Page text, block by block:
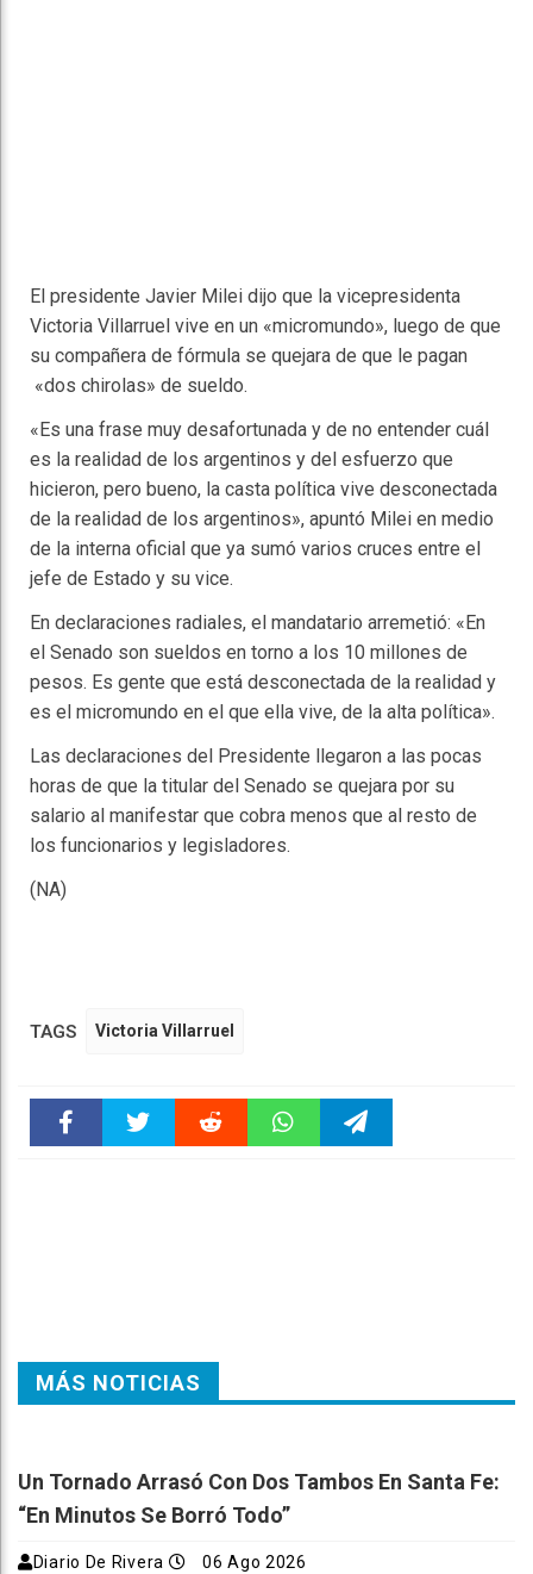
El presidente Javier Milei dijo que la vicepresidenta
Victoria Villarruel vive en un «micromundo», luego de que
su compañera de fórmula se quejara de que le pagan
«dos chirolas» de sueldo.
«Es una frase muy desafortunada y de no entender cuál
es la realidad de los argentinos y del esfuerzo que
hicieron, pero bueno, la casta política vive desconectada
de la realidad de los argentinos», apuntó Milei en medio
de la interna oficial que ya sumó varios cruces entre el
jefe de Estado y su vice.
En declaraciones radiales, el mandatario arremetió: «En
el Senado son sueldos en torno a los 10 millones de
pesos. Es gente que está desconectada de la realidad y
es el micromundo en el que ella vive, de la alta política».
Las declaraciones del Presidente llegaron a las pocas
horas de que la titular del Senado se quejara por su
salario al manifestar que cobra menos que al resto de
los funcionarios y legisladores.
(NA)
TAGS Victoria Villarruel
MÁS NOTICIAS
Un Tornado Arrasó Con Dos Tambos En Santa Fe:
“En Minutos Se Borró Todo”
Diario De Rivera 06 Ago 2026